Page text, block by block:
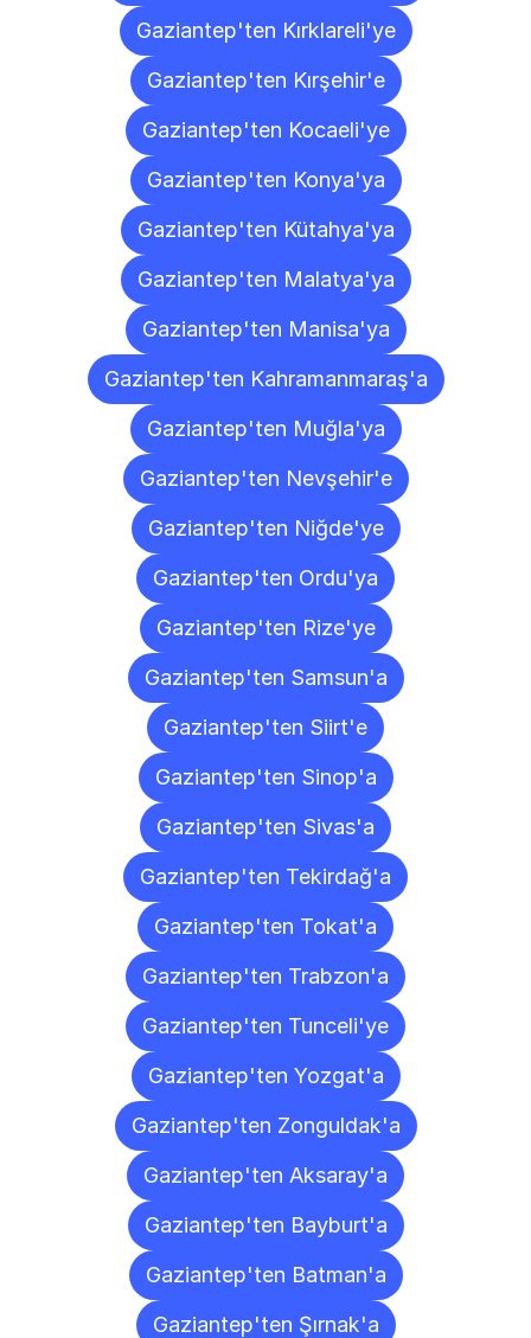
Gaziantep'ten Kırklareli'ye
Gaziantep'ten Kırşehir'e
Gaziantep'ten Kocaeli'ye
Gaziantep'ten Konya'ya
Gaziantep'ten Kütahya'ya
Gaziantep'ten Malatya'ya
Gaziantep'ten Manisa'ya
Gaziantep'ten Kahramanmaraş'a
Gaziantep'ten Muğla'ya
Gaziantep'ten Nevşehir'e
Gaziantep'ten Niğde'ye
Gaziantep'ten Ordu'ya
Gaziantep'ten Rize'ye
Gaziantep'ten Samsun'a
Gaziantep'ten Siirt'e
Gaziantep'ten Sinop'a
Gaziantep'ten Sivas'a
Gaziantep'ten Tekirdağ'a
Gaziantep'ten Tokat'a
Gaziantep'ten Trabzon'a
Gaziantep'ten Tunceli'ye
Gaziantep'ten Yozgat'a
Gaziantep'ten Zonguldak'a
Gaziantep'ten Aksaray'a
Gaziantep'ten Bayburt'a
Gaziantep'ten Batman'a
Gaziantep'ten Şırnak'a